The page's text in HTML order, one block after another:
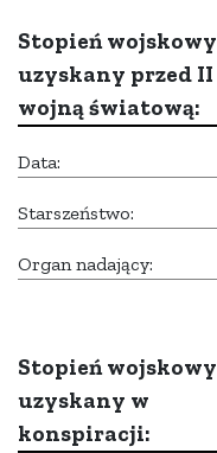
Stopień wojskowy
uzyskany przed II
wojną światową:
Data:
Starszeństwo:
Organ nadający:
Stopień wojskowy
uzyskany w
konspiracji: